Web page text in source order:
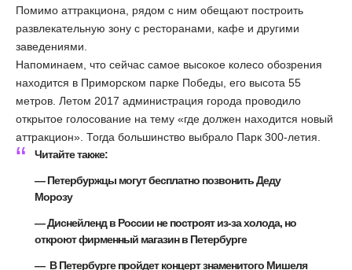
Помимо аттракциона, рядом с ним обещают построить
развлекательную зону с ресторанами, кафе и другими
заведениями.
Напоминаем, что сейчас самое высокое колесо обозрения
находится в Приморском парке Победы, его высота 55
метров. Летом 2017 администрация города проводило
открытое голосование на тему «где должен находится новый
аттракцион». Тогда большинство выбрало Парк 300-летия.
Читайте также:
—Петербуржцы могут бесплатно позвонить Деду
Морозу
—Диснейленд в России не построят из-за холода, но
откроют фирменный магазин в Петербурге
— В Петербурге пройдет концерт знаменитого Мишеля